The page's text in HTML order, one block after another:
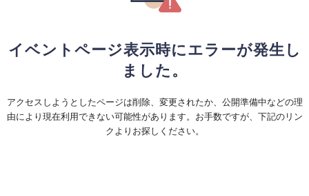
イベントページ表示時にエラーが発生し
ました。
アクセスしようとしたページは削除、変更されたか、公開準備中などの理
由により現在利用できない可能性があります。お手数ですが、下記のリン
クよりお探しください。